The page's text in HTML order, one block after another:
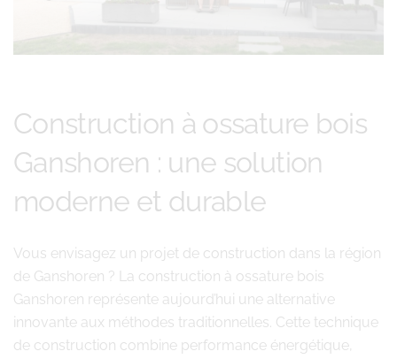
Construction à ossature bois
Ganshoren : une solution
moderne et durable
Vous envisagez un projet de construction dans la région
de Ganshoren ? La construction à ossature bois
Ganshoren représente aujourd’hui une alternative
innovante aux méthodes traditionnelles. Cette technique
de construction combine performance énergétique,